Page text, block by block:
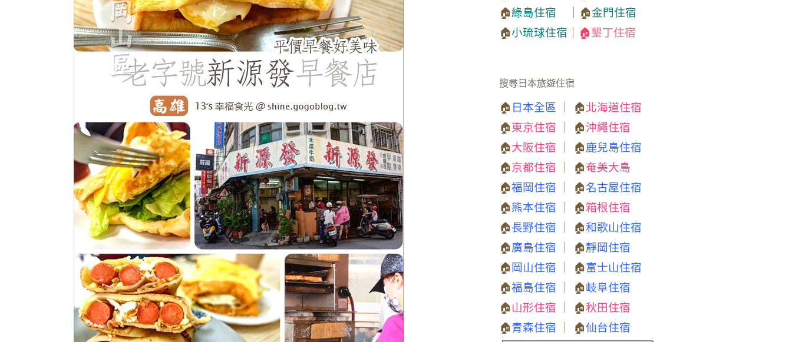
🏠綠島住宿 ｜🏠金門住宿
🏠小琉球住宿 🏠墾丁住宿
搜尋日本旅遊住宿
🏠 日本全區 ｜ 🏠北海道住宿
🏠東京住宿 ｜ 🏠沖繩住宿
🏠大阪住宿 ｜ 🏠鹿兒島住宿
🏠京都住宿 ｜ 🏠奄美大島
🏠福岡住宿 ｜ 🏠名古屋住宿
🏠熊本住宿 ｜ 🏠箱根住宿
🏠長野住宿 ｜ 🏠和歌山住宿
🏠廣島住宿 ｜ 🏠靜岡住宿
🏠 岡山住宿 ｜ 🏠富士山住宿
🏠福島住宿 ｜ 🏠岐阜住宿
🏠 山形住宿 ｜ 🏠秋田住宿
🏠青森住宿 ｜ 🏠仙台住宿